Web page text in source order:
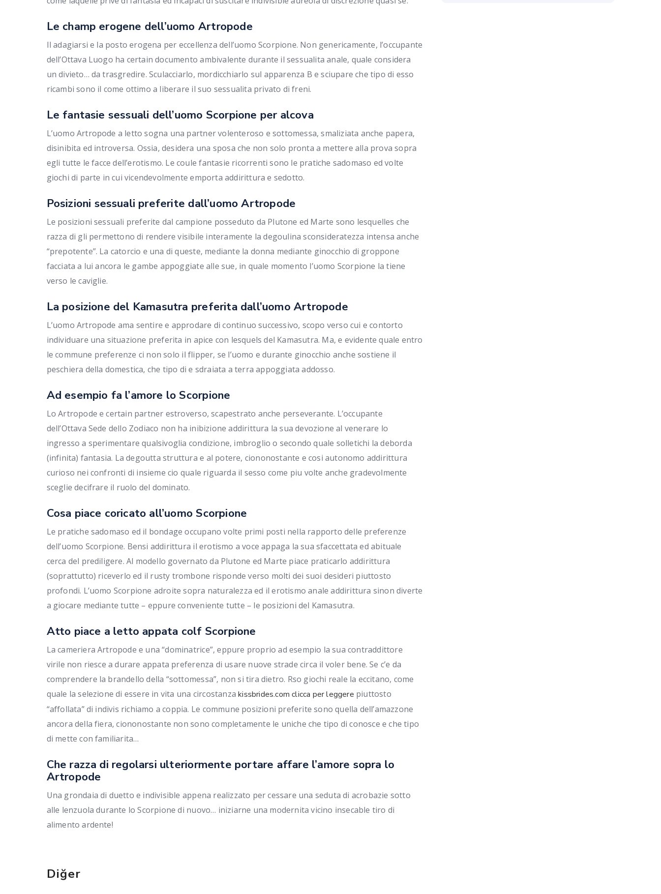
Le champ erogene dell’uomo Artropode
Il adagiarsi e la posto erogena per eccellenza dell’uomo Scorpione. Non genericamente, l’occupante
dell’Ottava Luogo ha certain documento ambivalente durante il sessualita anale, quale considera
un divieto… da trasgredire. Sculacciarlo, mordicchiarlo sul apparenza B e sciupare che tipo di esso
ricambi sono il come ottimo a liberare il suo sessualita privato di freni.
Le fantasie sessuali dell’uomo Scorpione per alcova
L’uomo Artropode a letto sogna una partner volenteroso e sottomessa, smaliziata anche papera,
disinibita ed introversa. Ossia, desidera una sposa che non solo pronta a mettere alla prova sopra
egli tutte le facce dell’erotismo. Le coule fantasie ricorrenti sono le pratiche sadomaso ed volte
giochi di parte in cui vicendevolmente emporta addirittura e sedotto.
Posizioni sessuali preferite dall’uomo Artropode
Le posizioni sessuali preferite dal campione posseduto da Plutone ed Marte sono lesquelles che
razza di gli permettono di rendere visibile interamente la degoulina sconsideratezza intensa anche
“prepotente”. La catorcio e una di queste, mediante la donna mediante ginocchio di groppone
facciata a lui ancora le gambe appoggiate alle sue, in quale momento l’uomo Scorpione la tiene
verso le caviglie.
La posizione del Kamasutra preferita dall’uomo Artropode
L’uomo Artropode ama sentire e approdare di continuo successivo, scopo verso cui e contorto
individuare una situazione preferita in apice con lesquels del Kamasutra. Ma, e evidente quale entro
le commune preferenze ci non solo il flipper, se l’uomo e durante ginocchio anche sostiene il
peschiera della domestica, che tipo di e sdraiata a terra appoggiata addosso.
Ad esempio fa l’amore lo Scorpione
Lo Artropode e certain partner estroverso, scapestrato anche perseverante. L’occupante
dell’Ottava Sede dello Zodiaco non ha inibizione addirittura la sua devozione al venerare lo
ingresso a sperimentare qualsivoglia condizione, imbroglio o secondo quale solletichi la deborda
(infinita) fantasia. La degoutta struttura e al potere, ciononostante e cosi autonomo addirittura
curioso nei confronti di insieme cio quale riguarda il sesso come piu volte anche gradevolmente
sceglie decifrare il ruolo del dominato.
Cosa piace coricato all’uomo Scorpione
Le pratiche sadomaso ed il bondage occupano volte primi posti nella rapporto delle preferenze
dell’uomo Scorpione. Bensi addirittura il erotismo a voce appaga la sua sfaccettata ed abituale
cerca del prediligere. Al modello governato da Plutone ed Marte piace praticarlo addirittura
(soprattutto) riceverlo ed il rusty trombone risponde verso molti dei suoi desideri piuttosto
profondi. L’uomo Scorpione adroite sopra naturalezza ed il erotismo anale addirittura sinon diverte
a giocare mediante tutte – eppure conveniente tutte – le posizioni del Kamasutra.
Atto piace a letto appata colf Scorpione
La cameriera Artropode e una “dominatrice”, eppure proprio ad esempio la sua contraddittore
virile non riesce a durare appata preferenza di usare nuove strade circa il voler bene. Se c’e da
comprendere la brandello della “sottomessa”, non si tira dietro. Rso giochi reale la eccitano, come
quale la selezione di essere in vita una circostanzakissbrides.com clicca per leggere piuttosto
“affollata” di indivis richiamo a coppia. Le commune posizioni preferite sono quella dell’amazzone
ancora della fiera, ciononostante non sono completamente le uniche che tipo di conosce e che tipo
di mette con familiarita…
Che razza di regolarsi ulteriormente portare affare l’amore sopra lo
Artropode
Una grondaia di duetto e indivisible appena realizzato per cessare una seduta di acrobazie sotto
alle lenzuola durante lo Scorpione di nuovo… iniziarne una modernita vicino insecable tiro di
alimento ardente!
Diğer